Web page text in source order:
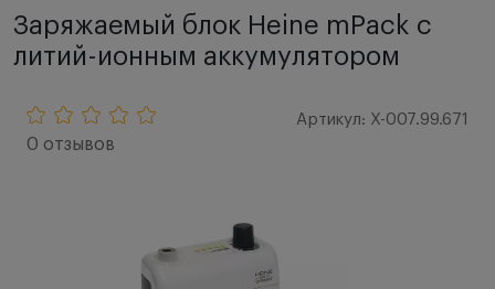
Заряжаемый блок Heine mPack с
литий-ионным аккумулятором
0 отзывов
Артикул: X-007.99.671